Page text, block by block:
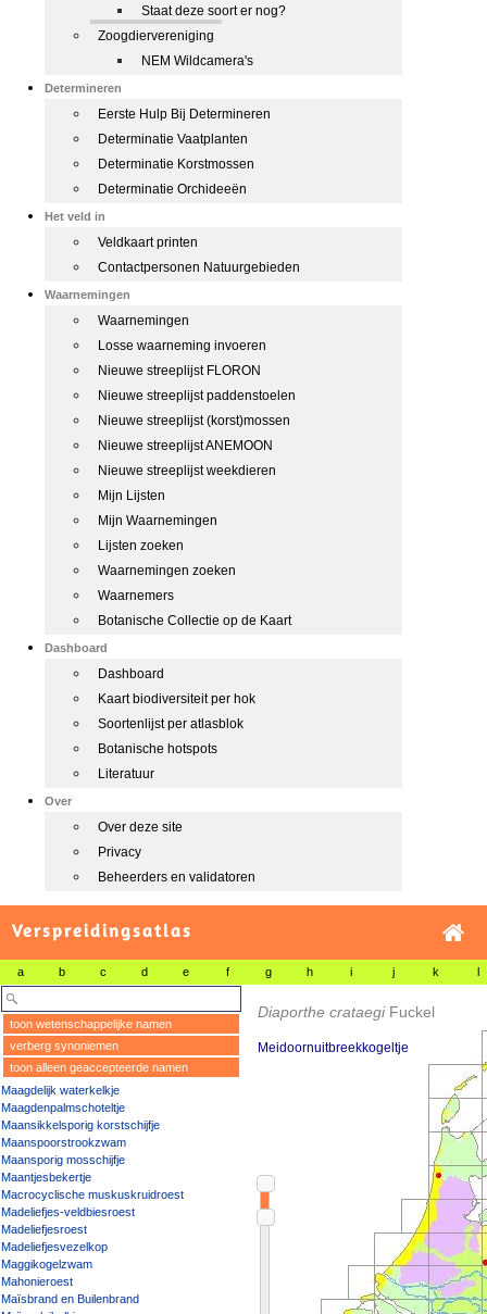
Staat deze soort er nog?
Zoogdiervereniging
NEM Wildcamera's
Determineren
Eerste Hulp Bij Determineren
Determinatie Vaatplanten
Determinatie Korstmossen
Determinatie Orchideeën
Het veld in
Veldkaart printen
Contactpersonen Natuurgebieden
Waarnemingen
Waarnemingen
Losse waarneming invoeren
Nieuwe streeplijst FLORON
Nieuwe streeplijst paddenstoelen
Nieuwe streeplijst (korst)mossen
Nieuwe streeplijst ANEMOON
Nieuwe streeplijst weekdieren
Mijn Lijsten
Mijn Waarnemingen
Lijsten zoeken
Waarnemingen zoeken
Waarnemers
Botanische Collectie op de Kaart
Dashboard
Dashboard
Kaart biodiversiteit per hok
Soortenlijst per atlasblok
Botanische hotspots
Literatuur
Over
Over deze site
Privacy
Beheerders en validatoren
Verspreidingsatlas
a b c d e f g h i j k l
toon wetenschappelijke namen
verberg synoniemen
toon alleen geaccepteerde namen
Maagdelijk waterkelkje
Maagdenpalmschoteltje
Maansikkelsporig korstschijfje
Maanspoorstrookzwam
Maansporig mosschijfje
Maantjesbekertje
Macrocyclische muskuskruidroest
Madeliefjes-veldbiesroest
Madeliefjesroest
Madeliefjesvezelkop
Maggikogelzwam
Mahonieroest
Maïsbrand en Builenbrand
Diaporthe crataegi Fuckel
Meidoornuitbreekkogeltje